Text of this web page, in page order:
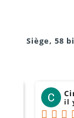
Siège, 58
il